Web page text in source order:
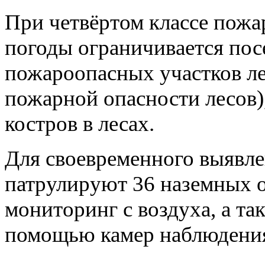
При четвёртом классе
погоды ограничивается
пожароопасных участков
пожарной опасности
костров в лесах.
Для своевременного
патрулируют 36 наземных
мониторинг с воздуха, а
помощью камер